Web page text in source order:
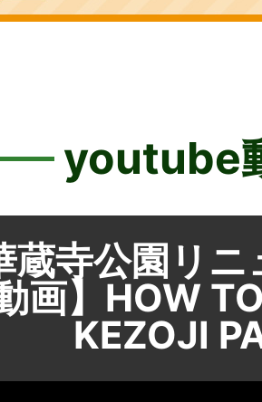
youtube
蔵寺公園リ
画】HOW
KEZOJI